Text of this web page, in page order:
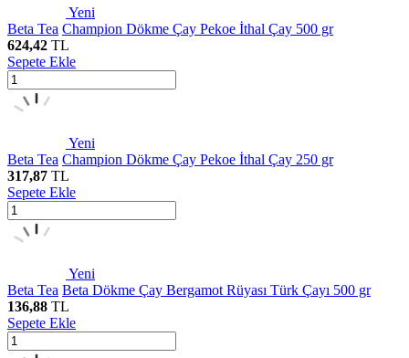
Yeni
Beta Tea Champion Dökme Çay Pekoe İthal Çay 500 gr
624,42 TL
Sepete Ekle
Yeni
Beta Tea Champion Dökme Çay Pekoe İthal Çay 250 gr
317,87 TL
Sepete Ekle
Yeni
Beta Tea Beta Dökme Çay Bergamot Rüyası Türk Çayı 500 gr
136,88 TL
Sepete Ekle